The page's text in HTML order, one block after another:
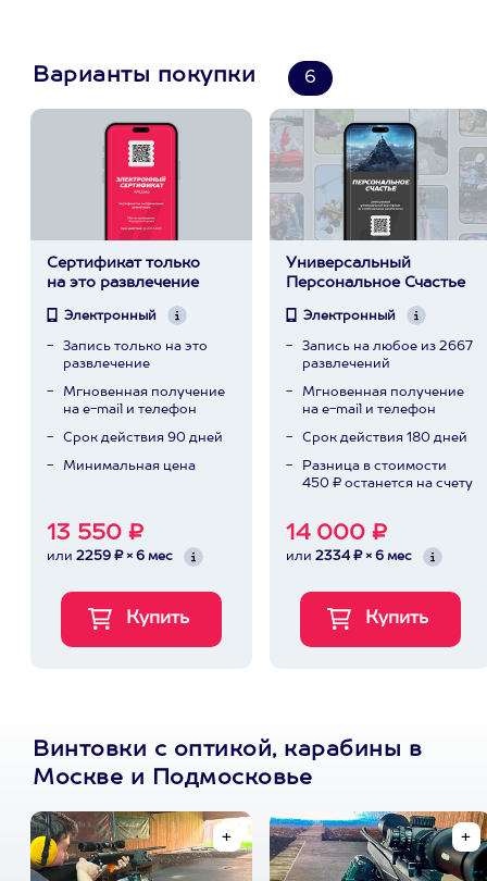
Варианты покупки 6
Сертификат только
на это развлечение
Электронный
Запись только на это
развлечение
Мгновенная получение
на e-mail и телефон
Срок действия 90 дней
Минимальная цена
13 550 ₽
или 2259 ₽ × 6 мес
Универсальный
Персональное Счастье
Электронный
Запись на любое из 2667
развлечений
Мгновенная получение
на e-mail и телефон
Срок действия 180 дней
Разница в стоимости
450 ₽ останется на счету
14 000 ₽
или 2334 ₽ × 6 мес
Винтовки с оптикой, карабины в
Москве и Подмосковье